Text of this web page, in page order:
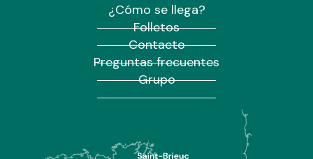
¿Cómo se llega?
Folletos
Contacto
Preguntas frecuentes
Grupo